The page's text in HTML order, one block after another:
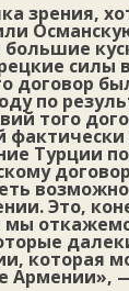
зрения,
силы
договор
по
того
Турции
Это,
которая
Армении»,